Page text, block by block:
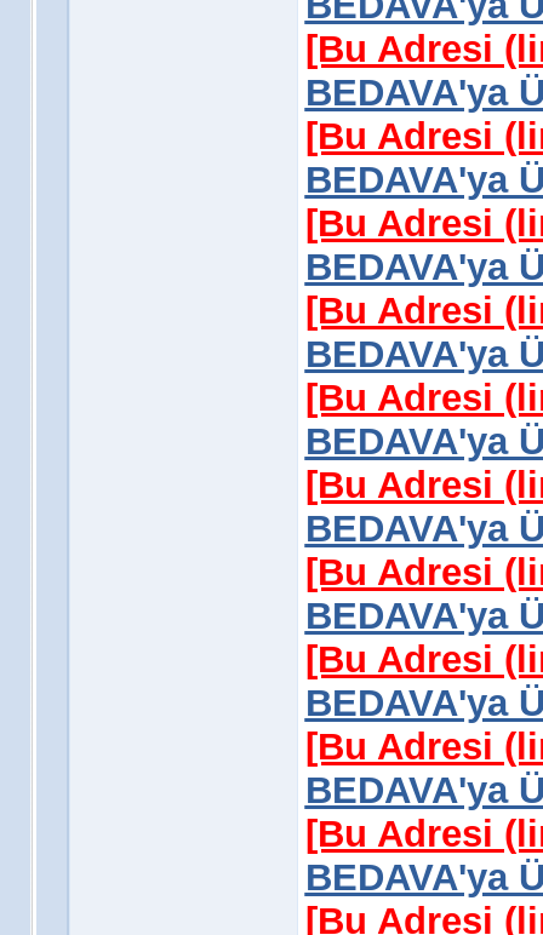
[Bu Adresi
BEDAVA'ya
[Bu Adresi
BEDAVA'ya
[Bu Adresi
BEDAVA'ya
[Bu Adresi
BEDAVA'ya
[Bu Adresi
BEDAVA'ya
[Bu Adresi
BEDAVA'ya
[Bu Adresi
BEDAVA'ya
[Bu Adresi
BEDAVA'ya
[Bu Adresi
BEDAVA'ya
[Bu Adresi
BEDAVA'ya
[Bu Adresi